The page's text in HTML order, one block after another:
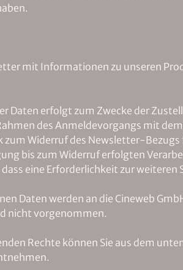
mit Informationen zu unseren
Daten erfolgt zum Zwecke der
des Anmeldevorgangs mit
zum Widerruf des Newsletter-
bis zum Widerruf erfolgten
eine Erforderlichkeit zur
Daten werden an die Cineweb
nicht vorgenommen.
Rechte können Sie aus dem